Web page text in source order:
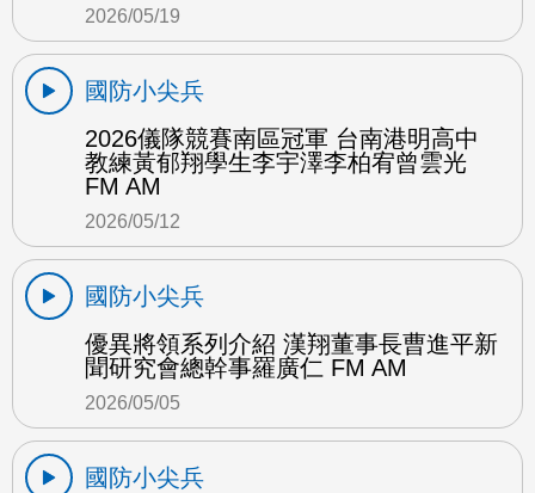
2026/05/19
國防小尖兵
2026儀隊競賽南區冠軍 台南港明高中
教練黃郁翔學生李宇澤李柏宥曾雲光
FM AM
2026/05/12
國防小尖兵
優異將領系列介紹 漢翔董事長曹進平新
聞研究會總幹事羅廣仁 FM AM
2026/05/05
國防小尖兵